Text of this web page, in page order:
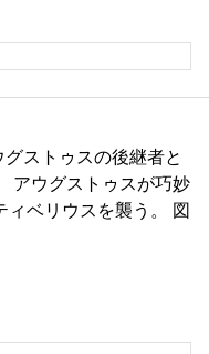
ストゥスの後継者と
アウグストゥスが巧妙
ィベリウスを襲う。 図